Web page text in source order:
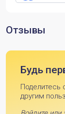
Отзывы
Будь
Поделитесь
другим